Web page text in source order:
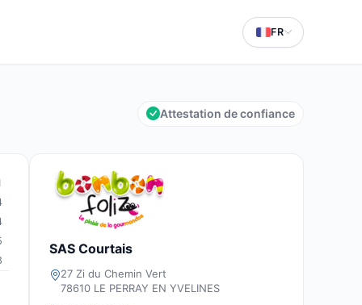
FR
Attestation de confiance
SAS Courtais
27 Zi du Chemin Vert
78610 LE PERRAY EN YVELINES